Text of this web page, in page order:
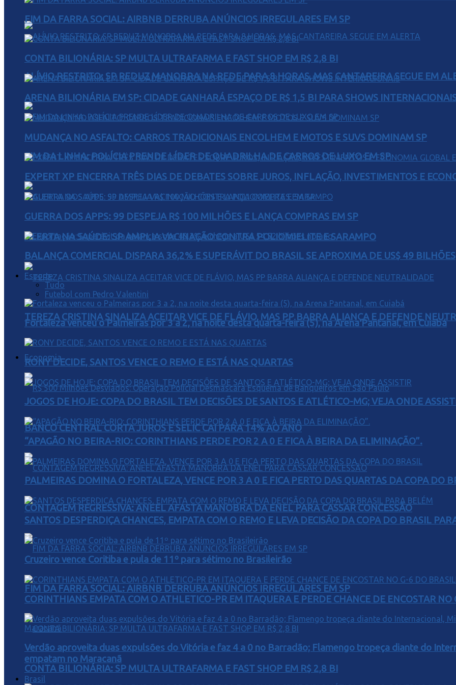
ALÍVIO RESTRITO: SP REDUZ MANOBRA NA REDE PARA 8 HORAS, MAS CANTAREIRA SEGUE EM
FIM DA LINHA: POLÍCIA PRENDE LÍDER DE QUADRILHA DE CARROS DE LUXO EM SP
ALERTA NA SAÚDE: SP AMPLIA VACINAÇÃO CONTRA POLIOMIELITE E SARAMPO
TEREZA CRISTINA SINALIZA ACEITAR VICE DE FLÁVIO, MAS PP BARRA ALIANÇA E DEFENDE
Economia
BANCO CENTRAL CORTA JUROS E SELIC CAI PARA 14% AO ANO
CONTAGEM REGRESSIVA: ANEEL AFASTA MANOBRA DA ENEL PARA CASSAR CONCESSÃO
FIM DA FARRA SOCIAL: AIRBNB DERRUBA ANÚNCIOS IRREGULARES EM SP
CONTA BILIONÁRIA: SP MULTA ULTRAFARMA E FAST SHOP EM R$ 2,8 BI
FIM DA FARRA SOCIAL: AIRBNB DERRUBA ANÚNCIOS IRREGULARES EM SP
CONTA BILIONÁRIA: SP MULTA ULTRAFARMA E FAST SHOP EM R$ 2,8 BI
ARENA BILIONÁRIA EM SP: CIDADE GANHARÁ ESPAÇO DE R$ 1,5 BI PARA SHOWS
MUDANÇA NO ASFALTO: CARROS TRADICIONAIS ENCOLHEM E MOTOS E SUVS DOMINAM SP
EXPERT XP ENCERRA TRÊS DIAS DE DEBATES SOBRE JUROS, INFLAÇÃO, INVESTIMENTOS E
GUERRA DOS APPS: 99 DESPEJA R$ 100 MILHÕES E LANÇA COMPRAS EM SP
BALANÇA COMERCIAL DISPARA 36,2% E SUPERÁVIT DO BRASIL SE APROXIMA DE US$ 49 BILHÕES
Esporte
Tudo
Futebol com Pedro Valentini
Fortaleza venceu o Palmeiras por 3 a 2, na noite desta quarta-feira (5), na Arena Pantanal, em Cuiabá
RONY DECIDE, SANTOS VENCE O REMO E ESTÁ NAS QUARTAS
JOGOS DE HOJE: COPA DO BRASIL TEM DECISÕES DE SANTOS E ATLÉTICO-MG; VEJA ONDE
“APAGÃO NO BEIRA-RIO: CORINTHIANS PERDE POR 2 A 0 E FICA À BEIRA DA ELIMINAÇÃO”.
PALMEIRAS DOMINA O FORTALEZA, VENCE POR 3 A 0 E FICA PERTO DAS QUARTAS DA COPA DO
SANTOS DESPERDIÇA CHANCES, EMPATA COM O REMO E LEVA DECISÃO DA COPA DO BRASIL
Cruzeiro vence Coritiba e pula de 11º para sétimo no Brasileirão
CORINTHIANS EMPATA COM O ATHLETICO-PR EM ITAQUERA E PERDE CHANCE DE ENCOSTAR
Verdão aproveita duas expulsões do Vitória e faz 4 a 0 no Barradão; Flamengo tropeça diante do
empatam no Maracanã
Brasil